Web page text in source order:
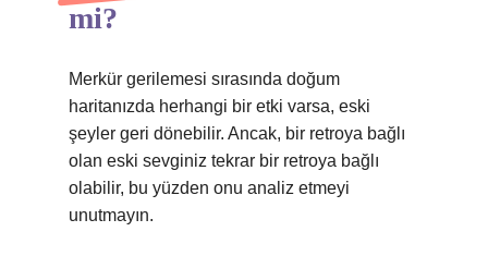
mi?
Merkür gerilemesi sırasında doğum
haritanızda herhangi bir etki varsa, eski
şeyler geri dönebilir. Ancak, bir retroya bağlı
olan eski sevginiz tekrar bir retroya bağlı
olabilir, bu yüzden onu analiz etmeyi
unutmayın.